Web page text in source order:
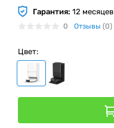
Гарантия: 12 месяцев
0 Отзывы (0)
Цвет: